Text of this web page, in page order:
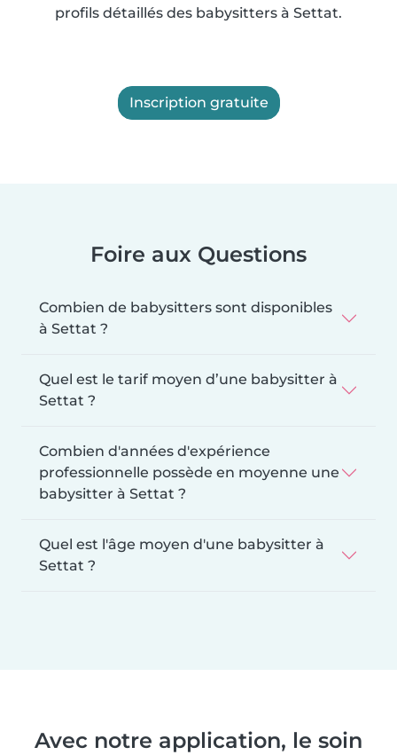
profils détaillés des babysitters à Settat.
Inscription gratuite
Foire aux Questions
Combien de babysitters sont disponibles
à Settat ?
Quel est le tarif moyen d’une babysitter à
Settat ?
Combien d'années d'expérience
professionnelle possède en moyenne une
babysitter à Settat ?
Quel est l'âge moyen d'une babysitter à
Settat ?
Avec notre application, le soin